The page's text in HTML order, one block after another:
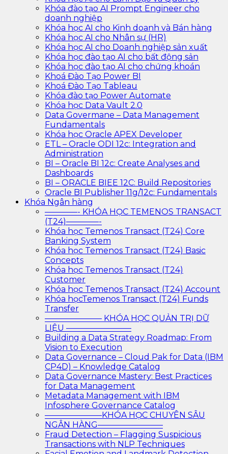
Khóa đào tạo AI Prompt Engineer cho
doanh nghiệp
Khóa học AI cho Kinh doanh và Bán hàng
Khóa học AI cho Nhân sự (HR)
Khóa học AI cho Doanh nghiệp sản xuất
Khóa học đào tạo AI cho bất động sản
Khóa học đào tạo AI cho chứng khoán
Khoá Đào Tạo Power BI
Khoá Đào Tạo Tableau
Khóa đào tạo Power Automate
Khóa học Data Vault 2.0
Data Govermane – Data Management
Fundamentals
Khóa học Oracle APEX Developer
ETL – Oracle ODI 12c: Integration and
Administration
BI – Oracle BI 12c: Create Analyses and
Dashboards
BI – ORACLE BIEE 12C: Build Repositories
Oracle BI Publisher 11g/12c: Fundamentals
Khóa Ngân hàng
————- KHÓA HỌC TEMENOS TRANSACT
(T24)————-
Khóa học Temenos Transact (T24) Core
Banking System
Khóa học Temenos Transact (T24) Basic
Concepts
Khóa học Temenos Transact (T24)
Customer
Khóa học Temenos Transact (T24) Account
Khóa họcTemenos Transact (T24) Funds
Transfer
——————— KHÓA HỌC QUẢN TRỊ DỮ
LIỆU ————————
Building a Data Strategy Roadmap: From
Vision to Execution
Data Governance – Cloud Pak for Data (IBM
CP4D) – Knowledge Catalog
Data Governance Mastery: Best Practices
for Data Management
Metadata Management with IBM
Infosphere Governance Catalog
———————KHÓA HỌC CHUYÊN SÂU
NGÂN HÀNG————————
Fraud Detection – Flagging Suspicious
Transactions with NLP Techniques